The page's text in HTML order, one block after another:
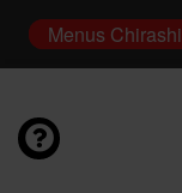
Menus Chirashi